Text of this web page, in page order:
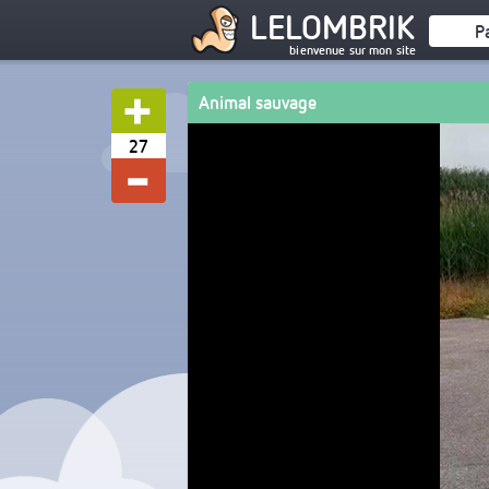
LELOMBRIK
bienvenue sur mon site
27
Animal sauvage